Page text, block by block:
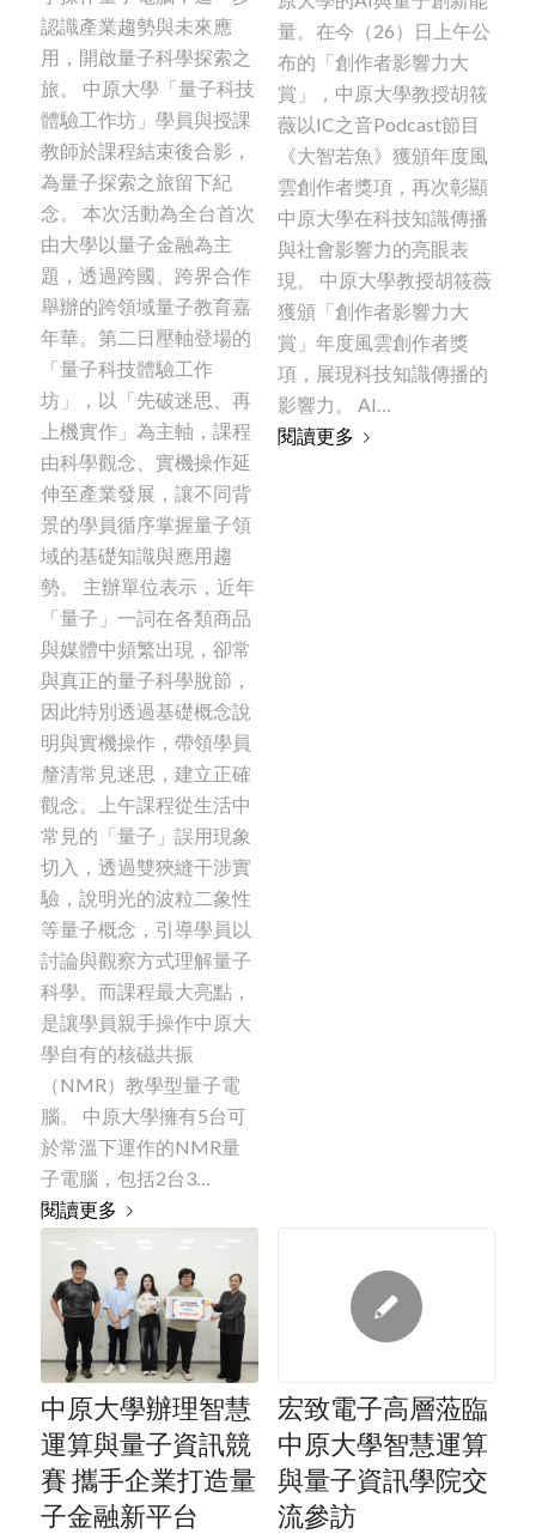
認識產業趨勢與未來應
用，開啟量子科學探索之
旅。 中原大學「量子科技
體驗工作坊」學員與授課
教師於課程結束後合影，
為量子探索之旅留下紀
念。 本次活動為全台首次
由大學以量子金融為主
題，透過跨國、跨界合作
舉辦的跨領域量子教育嘉
年華。第二日壓軸登場的
「量子科技體驗工作
坊」，以「先破迷思、再
上機實作」為主軸，課程
由科學觀念、實機操作延
伸至產業發展，讓不同背
景的學員循序掌握量子領
域的基礎知識與應用趨
勢。 主辦單位表示，近年
「量子」一詞在各類商品
與媒體中頻繁出現，卻常
與真正的量子科學脫節，
因此特別透過基礎概念說
明與實機操作，帶領學員
釐清常見迷思，建立正確
觀念。上午課程從生活中
常見的「量子」誤用現象
切入，透過雙狹縫干涉實
驗，說明光的波粒二象性
等量子概念，引導學員以
討論與觀察方式理解量子
科學。而課程最大亮點，
是讓學員親手操作中原大
學自有的核磁共振
（NMR）教學型量子電
腦。 中原大學擁有5台可
於常溫下運作的NMR量
子電腦，包括2台3…
閱讀更多
量。在今（26）日上午公
布的「創作者影響力大
賞」，中原大學教授胡筱
薇以IC之音Podcast節目
《大智若魚》獲頒年度風
雲創作者獎項，再次彰顯
中原大學在科技知識傳播
與社會影響力的亮眼表
現。 中原大學教授胡筱薇
獲頒「創作者影響力大
賞」年度風雲創作者獎
項，展現科技知識傳播的
影響力。 AI…
閱讀更多
中原大學辦理智慧
運算與量子資訊競
賽 攜手企業打造量
子金融新平台
宏致電子高層蒞臨
中原大學智慧運算
與量子資訊學院交
流參訪